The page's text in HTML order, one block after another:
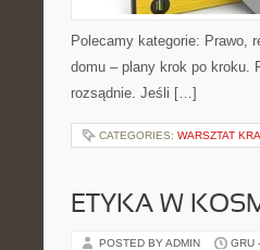
Polecamy kategorie: Prawo,
domu – plany krok po kroku.
rozsądnie. Jeśli […]
CATEGORIES: WARSZTAT
ETYKA W
POSTED BY ADMIN GRU